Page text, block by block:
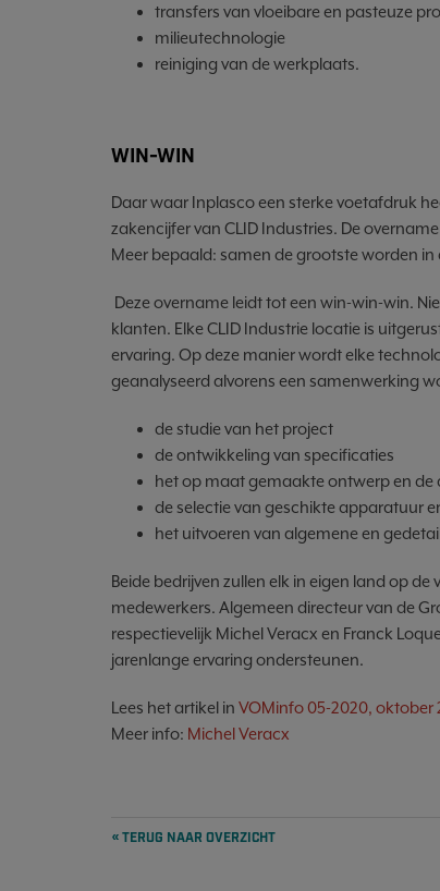
transfers van vloeibare en pasteuze
milieutechnologie
reiniging van de werkplaats.
WIN-WIN
Daar waar Inplasco een sterke voetafdruk
zakencijfer van CLID Industries. De
Meer bepaald: samen de grootste worden
Deze overname leidt tot een win-win-win.
klanten. Elke CLID Industrie locatie is
ervaring. Op deze manier wordt elke
geanalyseerd alvorens een samenwerking
de studie van het project
de ontwikkeling van specificaties
het op maat gemaakte ontwerp en de
de selectie van geschikte apparatuur
het uitvoeren van algemene en
Beide bedrijven zullen elk in eigen land op
medewerkers. Algemeen directeur van de
respectievelijk Michel Veracx en Franck
jarenlange ervaring ondersteunen.
Lees het artikel in VOMinfo 05-2020, oktober
Meer info: Michel Veracx
« TERUG NAAR OVERZICHT